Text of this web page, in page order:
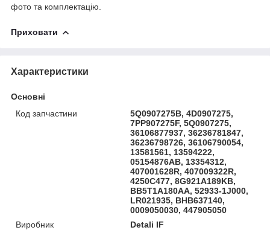
фото та комплектацію.
Приховати
Характеристики
Основні
Код запчастини
5Q0907275B, 4D0907275,
7PP907275F, 5Q0907275,
36106877937, 36236781847,
36236798726, 36106790054,
13581561, 13594222,
05154876AB, 13354312,
407001628R, 407009322R,
4250C477, 8G921A189KB,
BB5T1A180AA, 52933-1J000,
LR021935, BHB637140,
0009050030, 447905050
Виробник
Detali IF